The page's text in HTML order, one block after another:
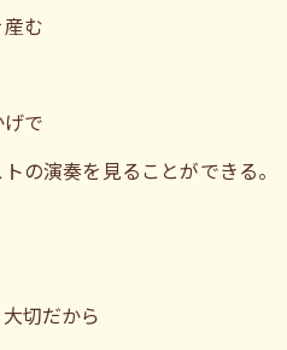
む
で
の演奏を見ることができる。
切だから